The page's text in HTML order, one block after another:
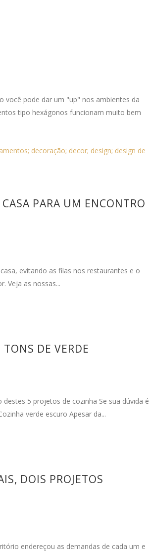
você pode dar um "up" nos ambientes da
tipo hexágonos funcionam muito bem
decoração; decor; design; design de
PARA UM ENCONTRO
evitando as filas nos restaurantes e o
Veja as nossas...
DE VERDE
5 projetos de cozinha Se sua dúvida é
verde escuro Apesar da...
DOIS PROJETOS
endereçou as demandas de cada um e